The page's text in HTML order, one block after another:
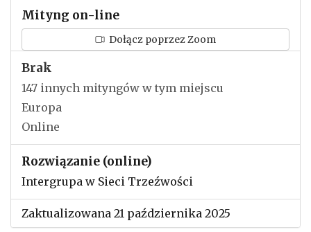
Mityng on-line
Dołącz poprzez Zoom
Brak
147 innych mityngów w tym miejscu
Europa
Online
Rozwiązanie (online)
Intergrupa w Sieci Trzeźwości
Zaktualizowana 21 października 2025